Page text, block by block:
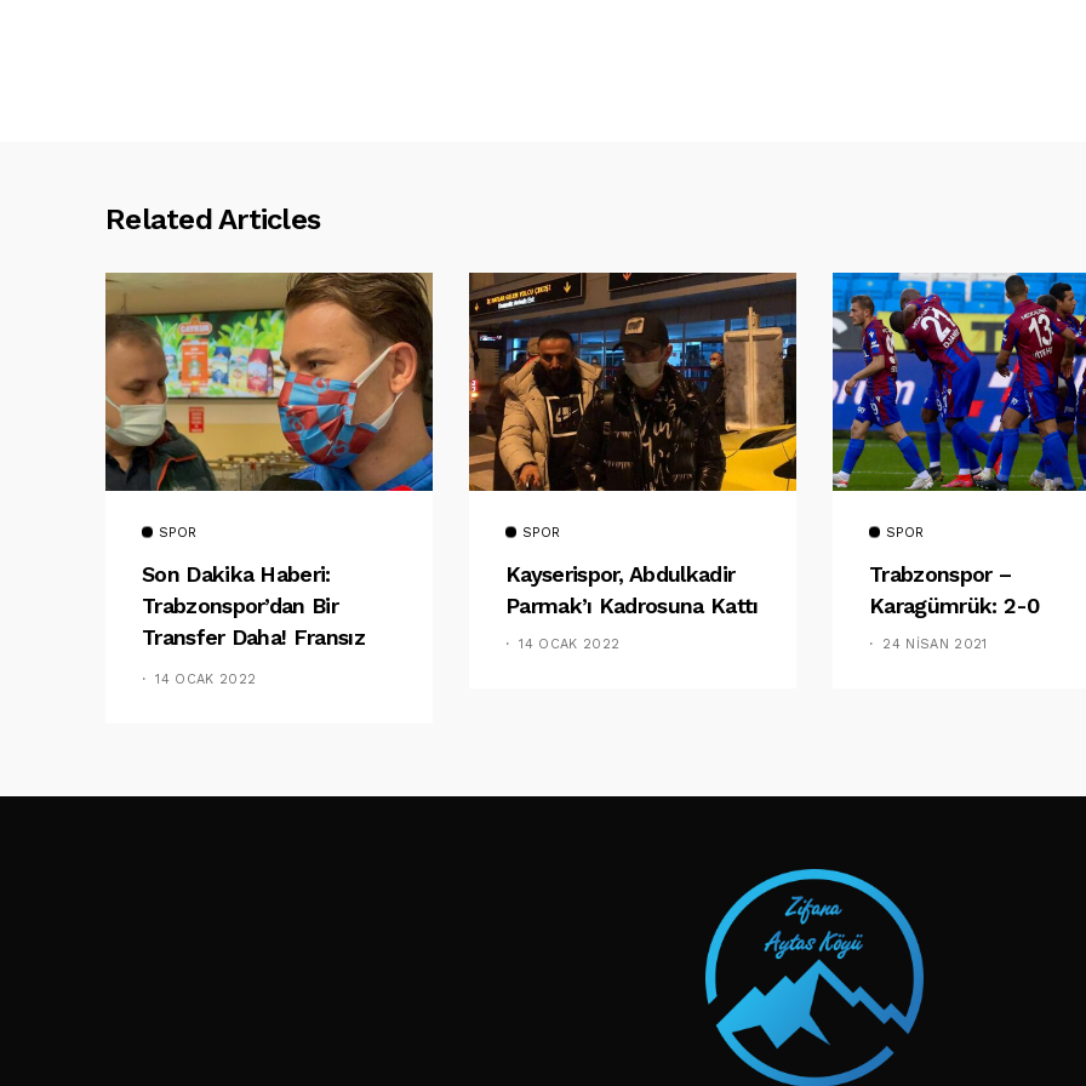
Related Articles
SPOR
Son Dakika Haberi:
Trabzonspor’dan Bir
Transfer Daha! Fransız
Basını Duyurdu
14 OCAK 2022
SPOR
Kayserispor, Abdulkadir
Parmak’ı Kadrosuna Kattı
14 OCAK 2022
SPOR
Trabzonspor –
Karagümrük: 2-0
24 NISAN 2021
TAKIP ET